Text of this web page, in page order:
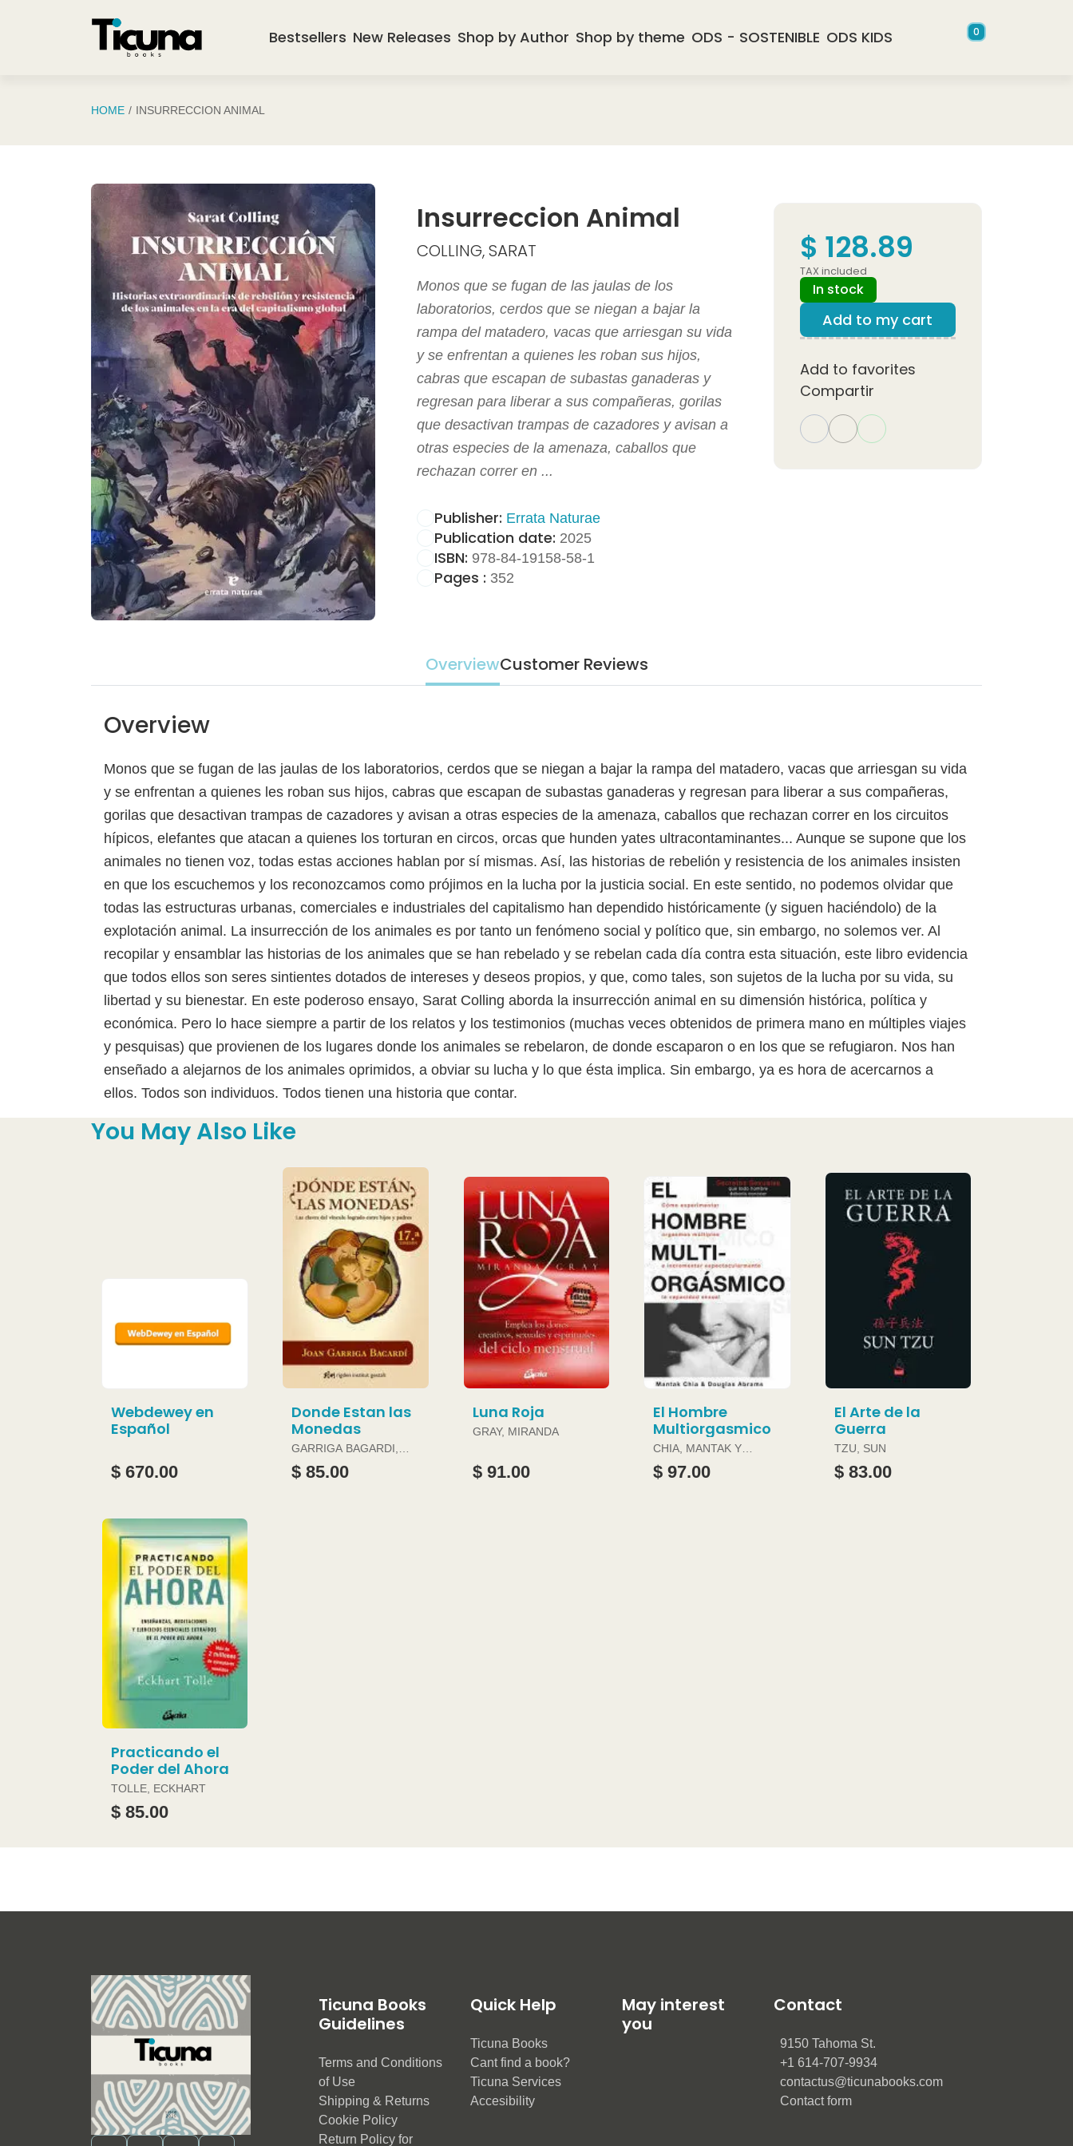
Bestsellers New Releases Shop by Author Shop by theme ODS - SOSTENIBLE ODS KIDS 0
HOME INSURRECCION ANIMAL
Insurreccion Animal
COLLING, SARAT
Monos que se fugan de las jaulas de los
laboratorios, cerdos que se niegan a bajar la
rampa del matadero, vacas que arriesgan su vida
y se enfrentan a quienes les roban sus hijos,
cabras que escapan de subastas ganaderas y
regresan para liberar a sus compañeras, gorilas
que desactivan trampas de cazadores y avisan a
otras especies de la amenaza, caballos que
rechazan correr en ...
Publisher: Errata Naturae
Publication date: 2025
ISBN: 978-84-19158-58-1
Pages : 352
$ 128.89
TAX included
In stock
Add to my cart
Add to favorites
Compartir
OverviewCustomer Reviews
Overview
Monos que se fugan de las jaulas de los laboratorios, cerdos que se niegan a bajar la rampa del matadero, vacas que arriesgan su vida
y se enfrentan a quienes les roban sus hijos, cabras que escapan de subastas ganaderas y regresan para liberar a sus compañeras,
gorilas que desactivan trampas de cazadores y avisan a otras especies de la amenaza, caballos que rechazan correr en los circuitos
hípicos, elefantes que atacan a quienes los torturan en circos, orcas que hunden yates ultracontaminantes... Aunque se supone que los
animales no tienen voz, todas estas acciones hablan por sí mismas. Así, las historias de rebelión y resistencia de los animales insisten
en que los escuchemos y los reconozcamos como prójimos en la lucha por la justicia social. En este sentido, no podemos olvidar que
todas las estructuras urbanas, comerciales e industriales del capitalismo han dependido históricamente (y siguen haciéndolo) de la
explotación animal. La insurrección de los animales es por tanto un fenómeno social y político que, sin embargo, no solemos ver. Al
recopilar y ensamblar las historias de los animales que se han rebelado y se rebelan cada día contra esta situación, este libro evidencia
que todos ellos son seres sintientes dotados de intereses y deseos propios, y que, como tales, son sujetos de la lucha por su vida, su
libertad y su bienestar. En este poderoso ensayo, Sarat Colling aborda la insurrección animal en su dimensión histórica, política y
económica. Pero lo hace siempre a partir de los relatos y los testimonios (muchas veces obtenidos de primera mano en múltiples viajes
y pesquisas) que provienen de los lugares donde los animales se rebelaron, de donde escaparon o en los que se refugiaron. Nos han
enseñado a alejarnos de los animales oprimidos, a obviar su lucha y lo que ésta implica. Sin embargo, ya es hora de acercarnos a
ellos. Todos son individuos. Todos tienen una historia que contar.
You May Also Like
Webdewey en
Español
$ 670.00
Donde Estan las
Monedas
GARRIGA BAGARDI,
JOAN
$ 85.00
Luna Roja
GRAY, MIRANDA
$ 91.00
El Hombre
Multiorgasmico
CHIA, MANTAK Y
DOUGLAS ABRAMS
$ 97.00
El Arte de la
Guerra
TZU, SUN
$ 83.00
Practicando el
Poder del Ahora
TOLLE, ECKHART
$ 85.00
Ticuna Books
Guidelines
Terms and Conditions
of Use
Shipping & Returns
Cookie Policy
Return Policy for
Quick Help
Ticuna Books
Cant find a book?
Ticuna Services
Accesibility
May interest
you
Contact
9150 Tahoma St.
+1 614-707-9934
contactus@ticunabooks.com
Contact form